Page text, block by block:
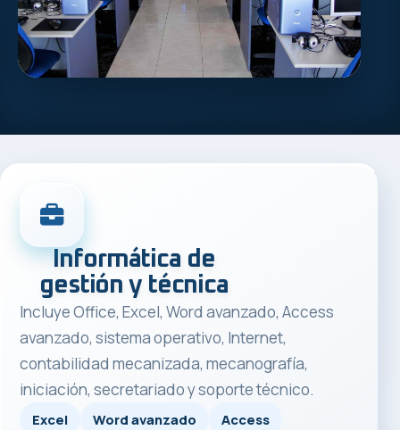
Informática de
gestión y técnica
Incluye Office, Excel, Word avanzado, Access
avanzado, sistema operativo, Internet,
contabilidad mecanizada, mecanografía,
iniciación, secretariado y soporte técnico.
Excel Word avanzado
Access